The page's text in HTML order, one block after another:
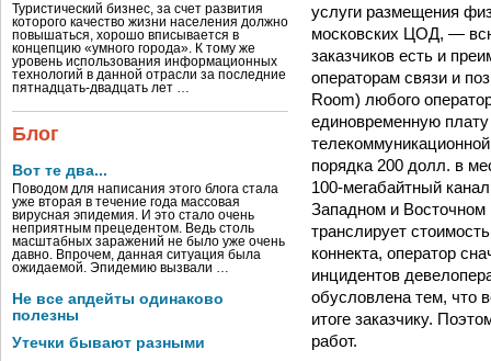
Туристический бизнес, за счет развития
которого качество жизни населения должно
повышаться, хорошо вписывается в
концепцию «умного города». К тому же
уровень использования информационных
технологий в данной отрасли за последние
пятнадцать-двадцать лет …
Блог
Вот те два...
Поводом для написания этого блога стала
уже вторая в течение года массовая
вирусная эпидемия. И это стало очень
неприятным прецедентом. Ведь столь
масштабных заражений не было уже очень
давно. Впрочем, данная ситуация была
ожидаемой. Эпидемию вызвали …
Не все апдейты одинаково
полезны
Утечки бывают разными
услуги размещения
московских ЦОД, — всю
заказчиков есть и
операторам связи и
Room) любого
единовременную
порядка 200 долл. в
100‑мегабайтный
Западном и
транслирует
коннекта, оператор
инцидентов
обусловлена тем, что
итоге заказчику.
работ.